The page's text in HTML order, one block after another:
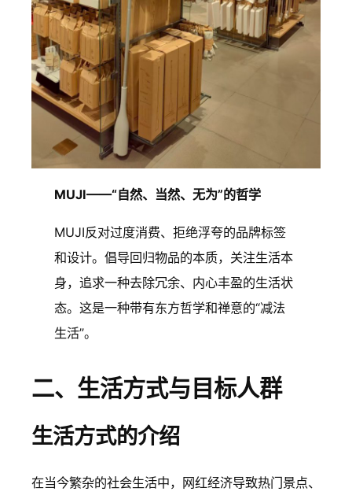
MUJI——“自然、当然、无为”的哲学
MUJI反对过度消费、拒绝浮夸的品牌标签
和设计。倡导回归物品的本质，关注生活本
身，追求一种去除冗余、内心丰盈的生活状
态。这是一种带有东方哲学和禅意的“减法
生活”。
二、生活方式与目标人群
生活方式的介绍
在当今繁杂的社会生活中，网红经济导致热门景点、